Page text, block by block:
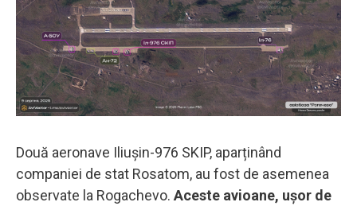
Două aeronave Iliușin-976 SKIP, aparținând
companiei de stat Rosatom, au fost de asemenea
observate la Rogachevo. Aceste avioane, ușor de